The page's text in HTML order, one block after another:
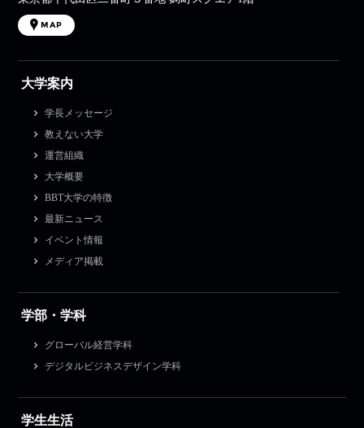
MAP
大学案内
学長メッセージ
教えない大学
運営組織
大学概要
BBT大学の特徴
最新ニュース
イベント情報
メディア掲載
学部・学科
グローバル経営学科
デジタルビジネスデザイン学科
学生生活